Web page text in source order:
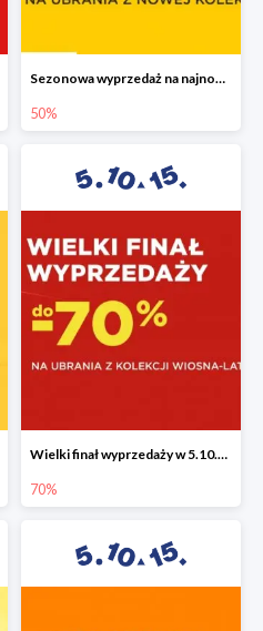
Sezonowa wyprzedaż na najnowszą kolekcję do -50%
50%
Wielki finał wyprzedaży w 5.10.15 do -70%
70%